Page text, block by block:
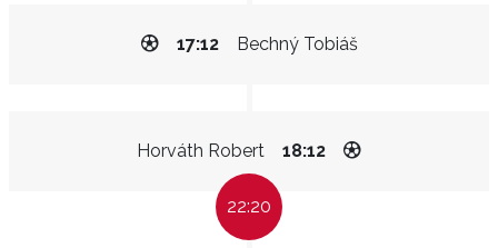
Bechný Tobiáš
17:12
Horváth Robert 18:12
22:20